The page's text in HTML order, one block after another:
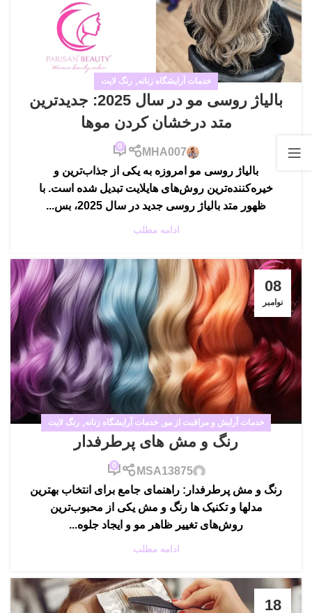
خدمات آرایشگاه زنانه, رنگ لایت
بالیاژ روسی مو در سال 2025: جدیدترین
متد درخشان کردن موها
MHA007
0
بالیاژ روسی مو امروزه به یکی از جذاب‌ترین و
خیره‌کننده‌ترین روش‌های هایلایت تبدیل شده است. با
ظهور متد بالیاژ روسی جدید در سال 2025، بس...
ادامه مطلب
08
نوامبر
خدمات آرایش و مراقبت از مو, خدمات آرایشگاه زنانه, رنگ لایت
رنگ و مش های پرطرفدار
MSA13875
0
رنگ و مش پرطرفدار: راهنمای جامع برای انتخاب بهترین
مدلها و تکنیک ها رنگ و مش یکی از محبوب‌ترین
روش‌های تغییر ظاهر مو و ایجاد جلوه...
ادامه مطلب
18